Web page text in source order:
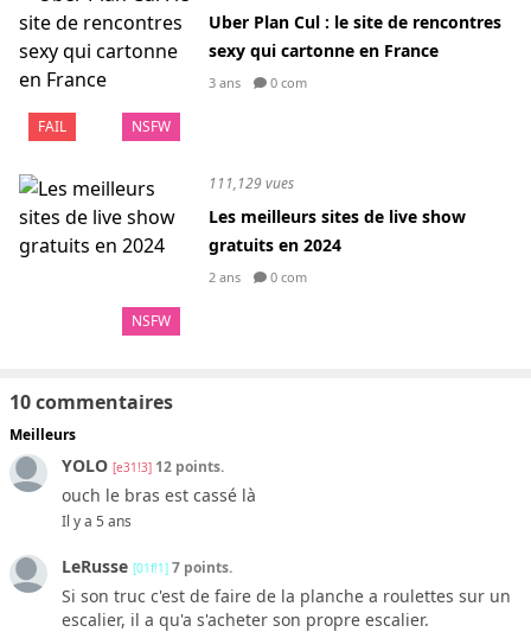
FAIL NSFW
Uber Plan Cul : le site de rencontres
sexy qui cartonne en France
3 ans 0 com
NSFW
111,129 vues
Les meilleurs sites de live show
gratuits en 2024
2 ans 0 com
10 commentaires
Meilleurs
YOLO [e31!3] 12 points.
ouch le bras est cassé là
Il y a 5 ans
LeRusse [01f!1] 7 points.
Si son truc c'est de faire de la planche a roulettes sur un
escalier, il a qu'a s'acheter son propre escalier.